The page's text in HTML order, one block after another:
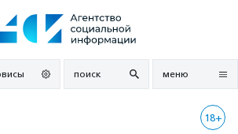
поиск меню
18+